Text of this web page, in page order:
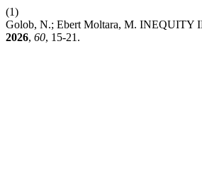
(1)
Golob, N.; Ebert Moltara, M.
2026, 60, 15-21.